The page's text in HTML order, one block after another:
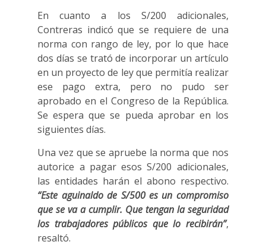
En cuanto a los S/200 adicionales,
Contreras indicó que se requiere de una
norma con rango de ley, por lo que hace
dos días se trató de incorporar un artículo
en un proyecto de ley que permitía realizar
ese pago extra, pero no pudo ser
aprobado en el Congreso de la República.
Se espera que se pueda aprobar en los
siguientes días.
Una vez que se apruebe la norma que nos
autorice a pagar esos S/200 adicionales,
las entidades harán el abono respectivo.
“Este aguinaldo de S/500 es un compromiso
que se va a cumplir. Que tengan la seguridad
los trabajadores públicos que lo recibirán”,
resaltó.